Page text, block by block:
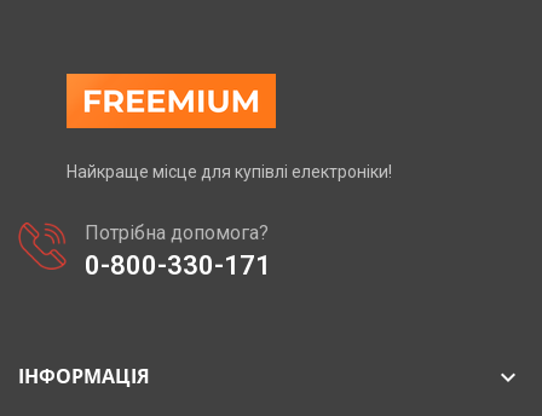
Найкраще місце для купівлі електроніки!
Потрібна допомога?
0-800-330-171
ІНФОРМАЦІЯ 